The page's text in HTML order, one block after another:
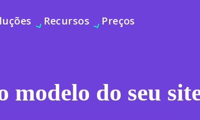
Recursos Preços
modelo do seu